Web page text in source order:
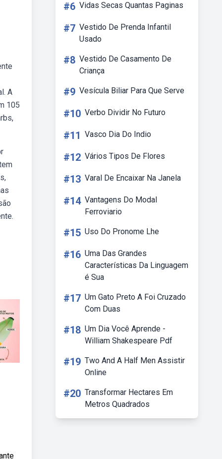
A
105
#6 Vidas Secas Quantas Paginas
#7 Vestido De Prenda Infantil
Usado
#8 Vestido De Casamento De
Criança
#9 Vesícula Biliar Para Que Serve
#10 Verbo Dividir No Futuro
#11 Vasco Dia Do Indio
#12 Vários Tipos De Flores
#13 Varal De Encaixar Na Janela
#14 Vantagens Do Modal
Ferroviario
#15 Uso Do Pronome Lhe
#16 Uma Das Grandes
Características Da Linguagem
é Sua
#17 Um Gato Preto A Foi Cruzado
Com Duas
#18 Um Dia Você Aprende -
William Shakespeare Pdf
#19 Two And A Half Men Assistir
Online
#20 Transformar Hectares Em
Metros Quadrados